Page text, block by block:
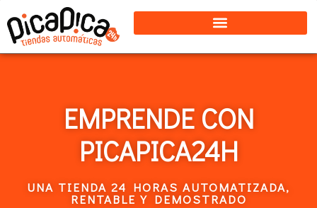
EMPRENDE CON
PICAPICA24H
UNA TIENDA 24 HORAS AUTOMATIZADA,
RENTABLE Y DEMOSTRADO